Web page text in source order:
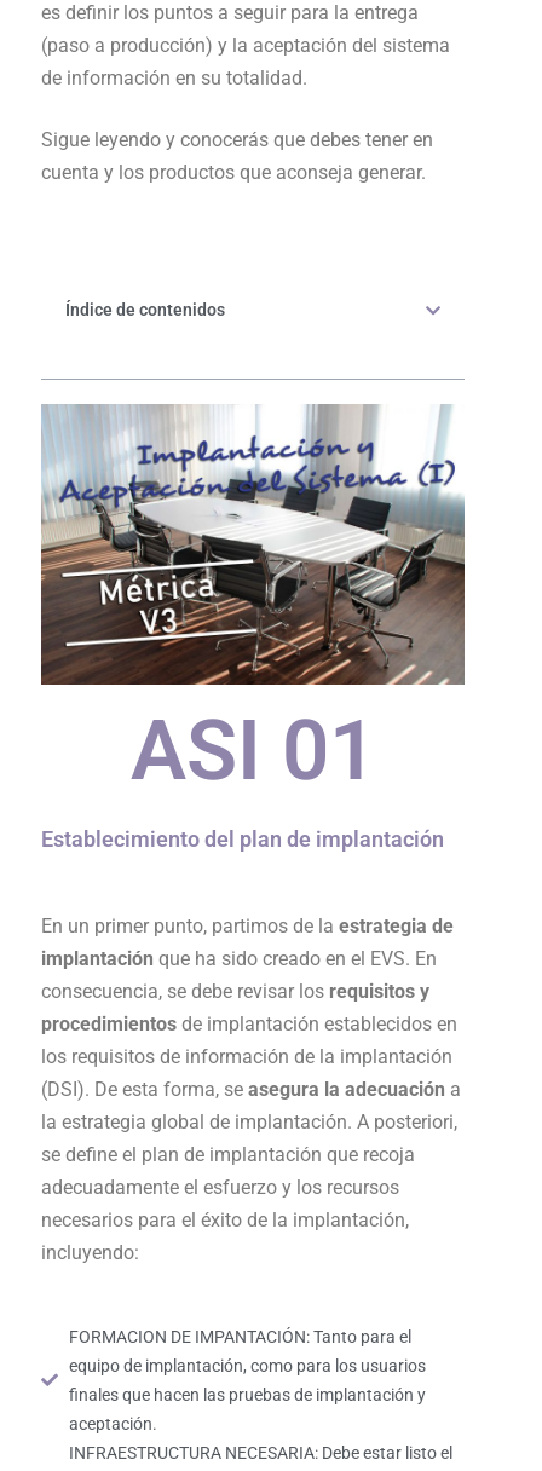
es definir los puntos a seguir para la entrega
(paso a producción) y la aceptación del sistema
de información en su totalidad.
Sigue leyendo y conocerás que debes tener en
cuenta y los productos que aconseja generar.
Índice de contenidos
ASI 01
Establecimiento del plan de implantación
En un primer punto, partimos de la estrategia de
implantación que ha sido creado en el EVS. En
consecuencia, se debe revisar los requisitos y
procedimientos de implantación establecidos en
los requisitos de información de la implantación
(DSI). De esta forma, se asegura la adecuación a
la estrategia global de implantación. A posteriori,
se define el plan de implantación que recoja
adecuadamente el esfuerzo y los recursos
necesarios para el éxito de la implantación,
incluyendo:
FORMACION DE IMPANTACIÓN: Tanto para el
equipo de implantación, como para los usuarios
finales que hacen las pruebas de implantación y
aceptación.
INFRAESTRUCTURA NECESARIA: Debe estar listo el